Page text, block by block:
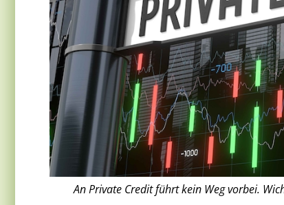
An Private Credit führt kein Weg vorbei.